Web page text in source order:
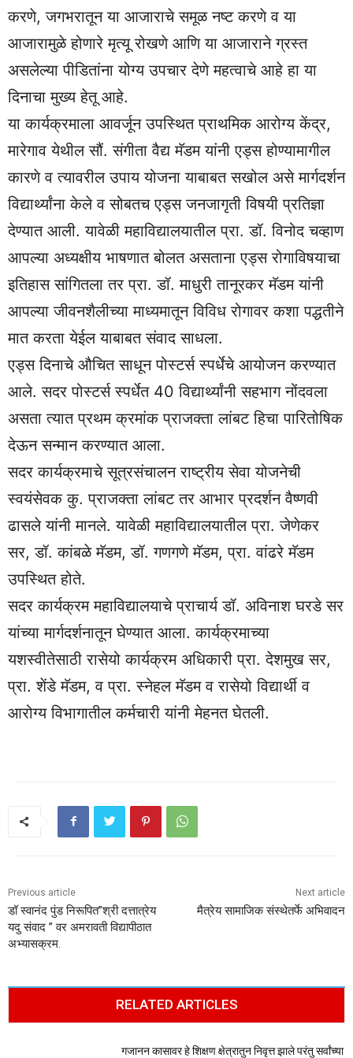
करणे, जगभरातून या आजाराचे समूळ नष्ट करणे व या
आजारामुळे होणारे मृत्यू रोखणे आणि या आजाराने ग्रस्त
असलेल्या पीडितांना योग्य उपचार देणे महत्वाचे आहे हा या
दिनाचा मुख्य हेतू आहे.
या कार्यक्रमाला आवर्जून उपस्थित प्राथमिक आरोग्य केंद्र,
मारेगाव येथील सौं. संगीता वैद्य मॅडम यांनी एड्स होण्यामागील
कारणे व त्यावरील उपाय योजना याबाबत सखोल असे मार्गदर्शन
विद्यार्थ्यांना केले व सोबतच एड्स जनजागृती विषयी प्रतिज्ञा
देण्यात आली. यावेळी महाविद्यालयातील प्रा. डॉ. विनोद चव्हाण
आपल्या अध्यक्षीय भाषणात बोलत असताना एड्स रोगाविषयाचा
इतिहास सांगितला तर प्रा. डॉ. माधुरी तानूरकर मॅडम यांनी
आपल्या जीवनशैलीच्या माध्यमातून विविध रोगावर कशा पद्धतीने
मात करता येईल याबाबत संवाद साधला.
एड्स दिनाचे औचित साधून पोस्टर्स स्पर्धेचे आयोजन करण्यात
आले. सदर पोस्टर्स स्पर्धेत 40 विद्यार्थ्यांनी सहभाग नोंदवला
असता त्यात प्रथम क्रमांक प्राजक्ता लांबट हिचा पारितोषिक
देऊन सन्मान करण्यात आला.
सदर कार्यक्रमाचे सूत्रसंचालन राष्ट्रीय सेवा योजनेची
स्वयंसेवक कु. प्राजक्ता लांबट तर आभार प्रदर्शन वैष्णवी
ढासले यांनी मानले. यावेळी महाविद्यालयातील प्रा. जेणेकर
सर, डॉ. कांबळे मॅडम, डॉ. गणगणे मॅडम, प्रा. वांढरे मॅडम
उपस्थित होते.
सदर कार्यक्रम महाविद्यालयाचे प्राचार्य डॉ. अविनाश घरडे सर
यांच्या मार्गदर्शनातून घेण्यात आला. कार्यक्रमाच्या
यशस्वीतेसाठी रासेयो कार्यक्रम अधिकारी प्रा. देशमुख सर,
प्रा. शेंडे मॅडम, व प्रा. स्नेहल मॅडम व रासेयो विद्यार्थी व
आरोग्य विभागातील कर्मचारी यांनी मेहनत घेतली.
Previous article
डॉ स्वानंद पुंड निरूपित”श्री दत्तात्रेय
यदु संवाद ” वर अमरावती विद्यापीठात
अभ्यासक्रम.
Next article
मैत्रेय सामाजिक संस्थेतर्फे अभिवादन
RELATED ARTICLES
गजानन कासावर हे शिक्षण क्षेत्रातुन निवृत्त झाले परंतु सर्वांच्या